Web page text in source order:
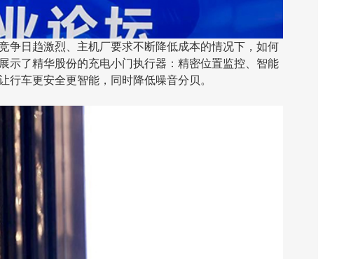
争日趋激烈、主机厂要求不断降低成本的情况下，如何
示了精华股份的充电小门执行器：精密位置监控、智能
车更安全更智能，同时降低噪音分贝。